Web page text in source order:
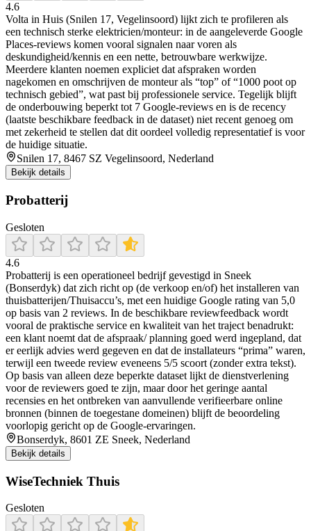
4.6
Volta in Huis (Snilen 17, Vegelinsoord) lijkt zich te profileren als
een technisch sterke elektricien/monteur: in de aangeleverde Google
Places-reviews komen vooral signalen naar voren als
deskundigheid/kennis en een nette, betrouwbare werkwijze.
Meerdere klanten noemen expliciet dat afspraken worden
nagekomen en omschrijven de monteur als “top” of “1000 poot op
technisch gebied”, wat past bij professionele service. Tegelijk blijft
de onderbouwing beperkt tot 7 Google-reviews en is de recency
(laatste beschikbare feedback in de dataset) niet recent genoeg om
met zekerheid te stellen dat dit oordeel volledig representatief is voor
de huidige situatie.
Snilen 17, 8467 SZ Vegelinsoord, Nederland
Bekijk details
Probatterij
Gesloten
4.6
Probatterij is een operationeel bedrijf gevestigd in Sneek
(Bonserdyk) dat zich richt op (de verkoop en/of) het installeren van
thuisbatterijen/Thuisaccu’s, met een huidige Google rating van 5,0
op basis van 2 reviews. In de beschikbare reviewfeedback wordt
vooral de praktische service en kwaliteit van het traject benadrukt:
een klant noemt dat de afspraak/ planning goed werd ingepland, dat
er eerlijk advies werd gegeven en dat de installateurs “prima” waren,
terwijl een tweede review eveneens 5/5 scoort (zonder extra tekst).
Op basis van alleen deze beperkte dataset lijkt de dienstverlening
voor de reviewers goed te zijn, maar door het geringe aantal
recensies en het ontbreken van aanvullende verifieerbare online
bronnen (binnen de toegestane domeinen) blijft de beoordeling
voorlopig gericht op de Google-ervaringen.
Bonserdyk, 8601 ZE Sneek, Nederland
Bekijk details
WiseTechniek Thuis
Gesloten